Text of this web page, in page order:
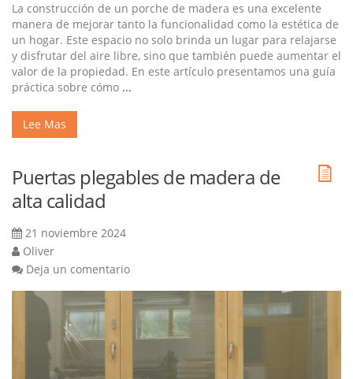
La construcción de un porche de madera es una excelente
manera de mejorar tanto la funcionalidad como la estética de
un hogar. Este espacio no solo brinda un lugar para relajarse
y disfrutar del aire libre, sino que también puede aumentar el
valor de la propiedad. En este artículo presentamos una guía
práctica sobre cómo ...
Lee Mas
Puertas plegables de madera de
alta calidad
21 noviembre 2024
Oliver
Deja un comentario